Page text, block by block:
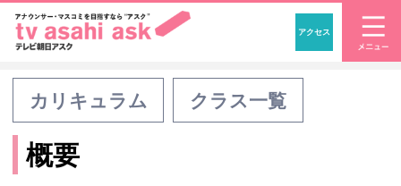
「アナウンサー・マ
アクセス
カリキュラム クラス一覧
概要